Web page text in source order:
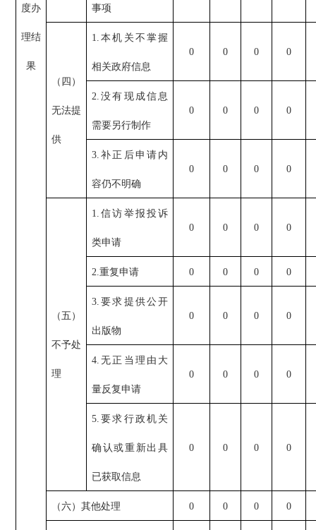
度办
理结
果
事项
（四）
无法提
供
1.本机关不掌握
相关政府信息
0 0 0 0
2.没有现成信息
需要另行制作
0 0 0 0
3.补正后申请内
容仍不明确
0 0 0 0
（五）
不予处
理
1.信访举报投诉
类申请
0 0 0 0
2.重复申请 0 0 0 0
3.要求提供公开
出版物
0 0 0 0
4.无正当理由大
量反复申请
0 0 0 0
5.要求行政机关
确认或重新出具
已获取信息
0 0 0 0
（六）其他处理 0 0 0 0